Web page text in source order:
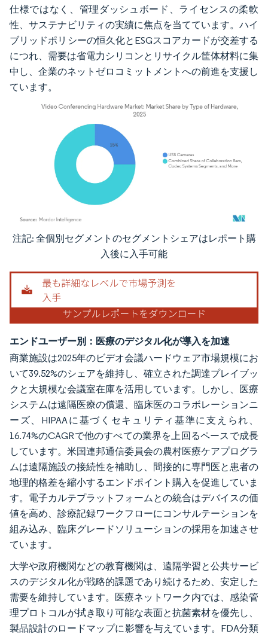
仕様ではなく、管理ダッシュボード、ライセンスの柔軟
性、サステナビリティの実績に焦点を当てています。ハイ
ブリッドポリシーの恒久化とESGスコアカードが交差する
につれ、需要は省電力シリコンとリサイクル筐体材料に集
中し、企業のネットゼロコミットメントへの前進を支援し
ています。
画像 © Mordor Intelligence。再利用にはCC BY 4.0の表示が必要です。
注記: 全個別セグメントのセグメントシェアはレポート購
入後に入手可能
エンドユーザー別：医療のデジタル化が導入を加速
商業施設は2025年のビデオ会議ハードウェア市場規模にお
いて39.52%のシェアを維持し、確立された調達プレイブッ
クと大規模な会議室在庫を活用しています。しかし、医療
システムは遠隔医療の償還、臨床医のコラボレーションニ
ーズ、HIPAAに基づくセキュリティ基準に支えられ、
16.74%のCAGRで他のすべての業界を上回るペースで成長
しています。米国連邦通信委員会の農村医療ケアプログラ
ムは遠隔施設の接続性を補助し、間接的に専門医と患者の
地理的格差を縮小するエンドポイント購入を促進していま
す。電子カルテプラットフォームとの統合はデバイスの価
値を高め、診療記録ワークフローにコンサルテーションを
組み込み、臨床グレードソリューションの採用を加速させ
ています。
大学や政府機関などの教育機関は、遠隔学習と公共サービ
スのデジタル化が戦略的課題であり続けるため、安定した
需要を維持しています。医療ネットワーク内では、感染管
理プロトコルが拭き取り可能な表面と抗菌素材を優先し、
製品設計のロードマップに影響を与えています。FDA分類